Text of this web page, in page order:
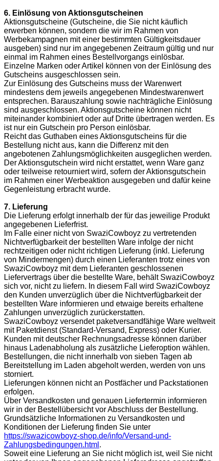
6. Einlösung von Aktionsgutscheinen
Aktionsgutscheine (Gutscheine, die Sie nicht käuflich
erwerben können, sondern die wir im Rahmen von
Werbekampagnen mit einer bestimmten Gültigkeitsdauer
ausgeben) sind nur im angegebenen Zeitraum gültig und nur
einmal im Rahmen eines Bestellvorgangs einlösbar.
Einzelne Marken oder Artikel können von der Einlösung des
Gutscheins ausgeschlossen sein.
Zur Einlösung des Gutscheins muss der Warenwert
mindestens dem jeweils angegebenen Mindestwarenwert
entsprechen. Barauszahlung sowie nachträgliche Einlösung
sind ausgeschlossen. Aktionsgutscheine können nicht
miteinander kombiniert oder auf Dritte übertragen werden. Es
ist nur ein Gutschein pro Person einlösbar.
Reicht das Guthaben eines Aktionsgutscheins für die
Bestellung nicht aus, kann die Differenz mit den
angebotenen Zahlungsmöglichkeiten ausgeglichen werden.
Der Aktionsgutschein wird nicht erstattet, wenn Ware ganz
oder teilweise retourniert wird, sofern der Aktionsgutschein
im Rahmen einer Werbeaktion ausgegeben und dafür keine
Gegenleistung erbracht wurde.
7. Lieferung
Die Lieferung erfolgt innerhalb der für das jeweilige Produkt
angegebenen Lieferfrist.
Im Falle einer nicht von SwaziCowboyz zu vertretenden
Nichtverfügbarkeit der bestellten Ware infolge der nicht
rechtzeitigen oder nicht richtigen Lieferung (inkl. Lieferung
von Mindermengen) durch einen Lieferanten trotz eines von
SwaziCowboyz mit dem Lieferanten geschlossenen
Liefervertrags über die bestellte Ware, behält SwaziCowboyz
sich vor, nicht zu liefern. In diesem Fall wird SwaziCowboyz
den Kunden unverzüglich über die Nichtverfügbarkeit der
bestellten Ware informieren und etwaige bereits erhaltene
Zahlungen unverzüglich zurückerstatten.
SwaziCowboyz versendet paketversandfähige Ware weltweit
mit Paketdienst (Standard-Versand, Express) oder Kurier.
Kunden mit deutscher Rechnungsadresse können darüber
hinaus Ladenabholung als zusätzliche Lieferoption wählen.
Bestellungen, die nicht innerhalb von sieben Tagen ab
Bereitstellung im Laden abgeholt werden, werden von uns
storniert.
Lieferungen können nicht an Postfächer und Packstationen
erfolgen.
Über Versandkosten und genauen Liefertermin informieren
wir in der Bestellübersicht vor Abschluss der Bestellung.
Grundsätzliche Informationen zu Versandkosten und
Konditionen der Lieferung finden Sie unter
https://swazicowboyz-shop.de/info/Versand-und-
Zahlungsbedingungen.html .
Soweit eine Lieferung an Sie nicht möglich ist, weil Sie nicht